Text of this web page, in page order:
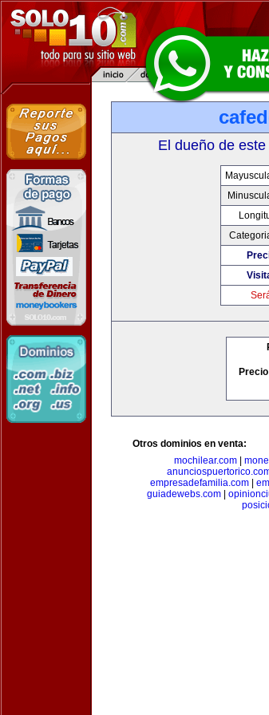
El dueño de
Otros dominios en venta:
mochilear.com
empresadefamilia.com
guiadewebs.com